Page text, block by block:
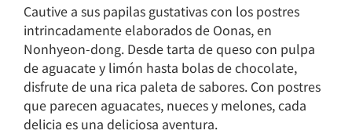
Cautive a sus papilas gustativas con los postres
intrincadamente elaborados de Oonas, en
Nonhyeon-dong. Desde tarta de queso con pulpa
de aguacate y limón hasta bolas de chocolate,
disfrute de una rica paleta de sabores. Con postres
que parecen aguacates, nueces y melones, cada
delicia es una deliciosa aventura.